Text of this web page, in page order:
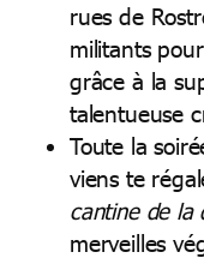
rues de
militants
grâce à la
talentueuse
Toute la
viens te
cantine de la
merveilles